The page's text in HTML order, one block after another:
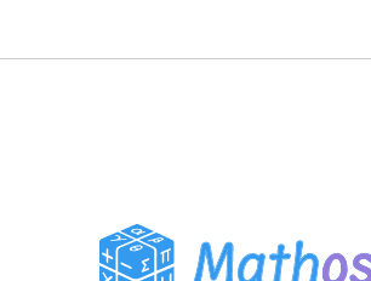
Auxiliar de Lição de Casa